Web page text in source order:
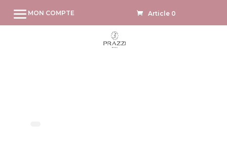
MON COMPTE Article 0